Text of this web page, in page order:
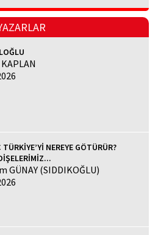
TÜRKİYE’Yİ NEREYE GÖTÜRÜR?
GÜNAY (SIDDIKOĞLU)